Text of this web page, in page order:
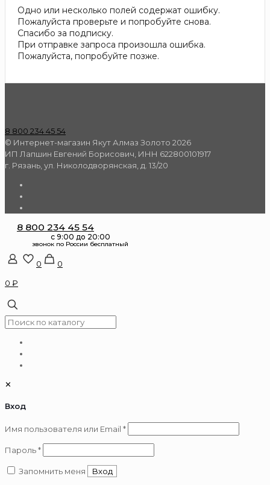
Одно или несколько полей содержат ошибку.
Пожалуйста проверьте и попробуйте снова.
Спасибо за подписку.
При отправке запроса произошла ошибка.
Пожалуйста, попробуйте позже.
8 800 234 45 54
© Интернет-магазин Якут Алмаз Золото 2026
ИП Лапшин Евгений Борисович, ИНН 622800101917
г. Рязань, ул. Николодворянская, д. 13/20
8 800 234 45 54
0
0
0 ₽
✕
Вход
Имя пользователя или Email *Обязательно
Пароль*Обязательно
Запомнить меня
Вход